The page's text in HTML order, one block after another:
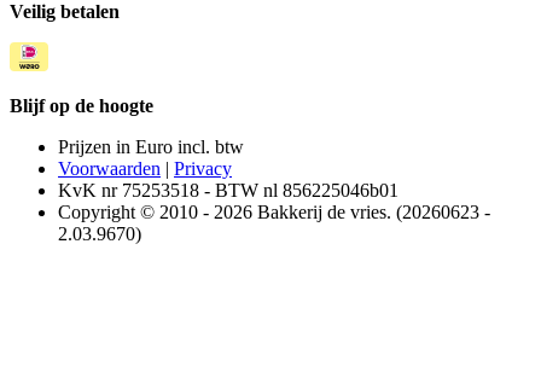
Veilig betalen
Blijf op de hoogte
Prijzen in Euro incl. btw
Voorwaarden | Privacy
KvK nr 75253518 - BTW nl 856225046b01
Copyright © 2010 - 2026 Bakkerij de vries. (20260623 -
2.03.9670)